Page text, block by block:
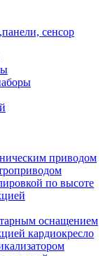
сенсор
приводом
по высоте
оснащением
кардиокресло